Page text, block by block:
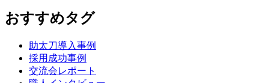
おすすめタグ
助太刀導入事例
採用成功事例
交流会レポート